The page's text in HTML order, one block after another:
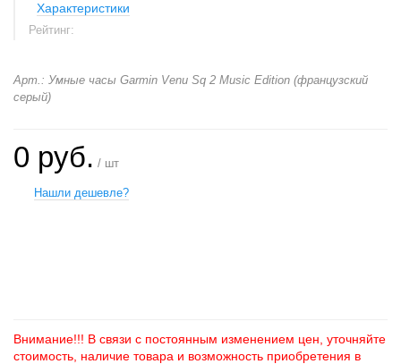
Характеристики
Рейтинг:
Арт.: Умные часы Garmin Venu Sq 2 Music Edition (французский
серый)
0 руб. / шт
Нашли дешевле?
Внимание!!! В связи с постоянным изменением цен, уточняйте
стоимость, наличие товара и возможность приобретения в